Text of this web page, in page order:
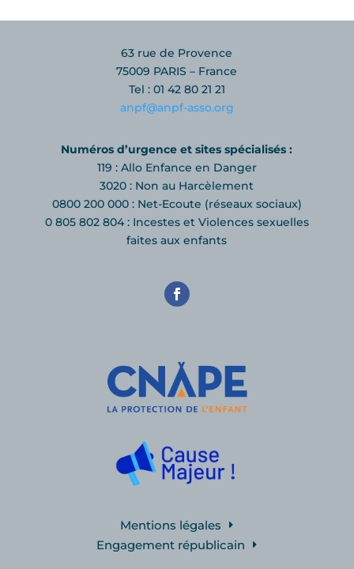
63 rue de Provence
75009 PARIS – France
Tel : 01 42 80 21 21
anpf@anpf-asso.org
Numéros d’urgence et sites spécialisés :
119 : Allo Enfance en Danger
3020 : Non au Harcèlement
0800 200 000 : Net-Ecoute (réseaux sociaux)
0 805 802 804 : Incestes et Violences sexuelles
faites aux enfants
Mentions légales
Engagement républicain